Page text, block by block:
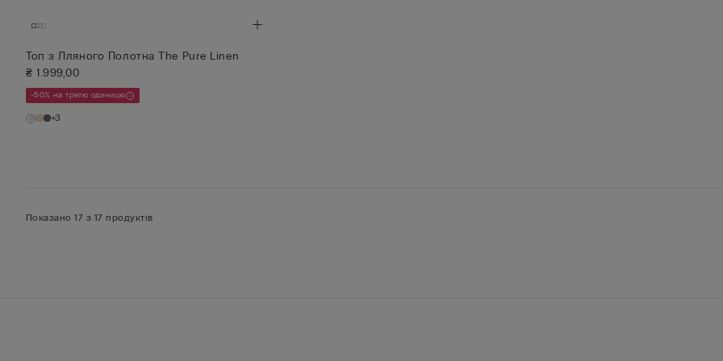
Топ з Лляного Полотна The Pure Linen
₴ 1.999,00
-50% на третю одиницю
+3
Показано 17 з 17 продуктів